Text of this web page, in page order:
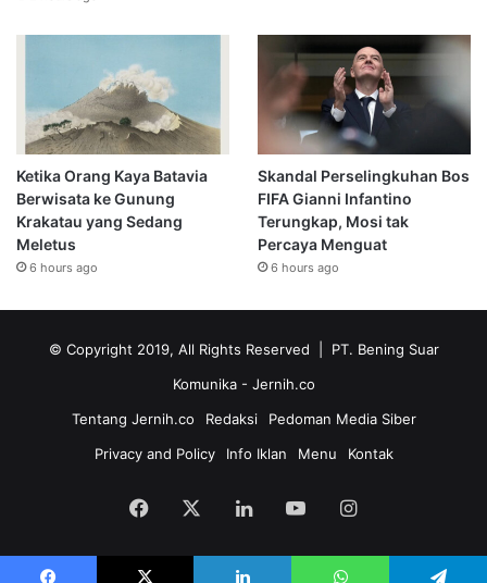
Ketika Orang Kaya Batavia
Berwisata ke Gunung
Krakatau yang Sedang
Meletus
6 hours ago
Skandal Perselingkuhan Bos
FIFA Gianni Infantino
Terungkap, Mosi tak
Percaya Menguat
6 hours ago
© Copyright 2019, All Rights Reserved | PT. Bening Suar
Komunika - Jernih.co
Tentang Jernih.co
Redaksi
Pedoman Media Siber
Privacy and Policy
Info Iklan Menu Kontak
Facebook LinkedInYouTubeInstagram